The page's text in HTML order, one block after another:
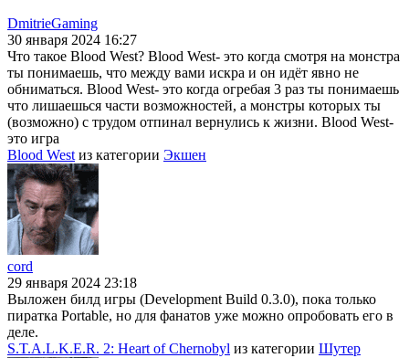
DmitrieGaming
30 января 2024 16:27
Что такое Blood West? Blood West- это когда смотря на монстра
ты понимаешь, что между вами искра и он идёт явно не
обниматься. Blood West- это когда огребая 3 раз ты понимаешь
что лишаешься части возможностей, а монстры которых ты
(возможно) с трудом отпинал вернулись к жизни. Blood West-
это игра
Blood West из категории Экшен
cord
29 января 2024 23:18
Выложен билд игры (Development Build 0.3.0), пока только
пиратка Portable, но для фанатов уже можно опробовать его в
деле.
S.T.A.L.K.E.R. 2: Heart of Chernobyl из категории Шутер